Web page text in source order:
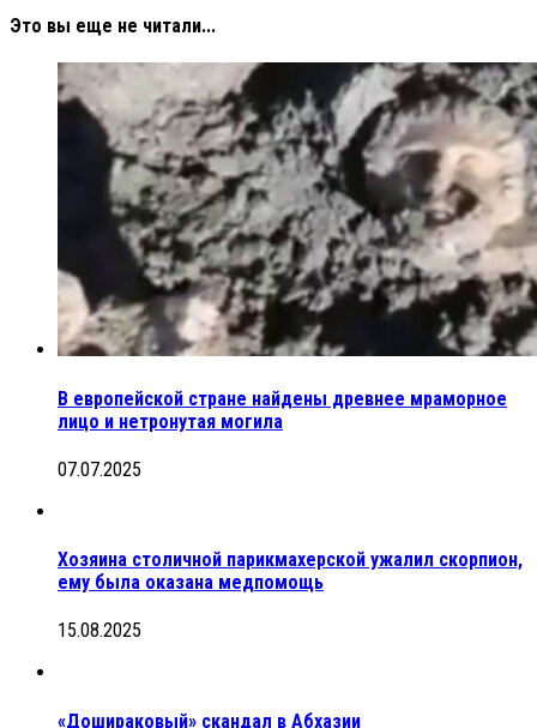
Это вы еще не читали...
В европейской стране найдены древнее мраморное
лицо и нетронутая могила
07.07.2025
Хозяина столичной парикмахерской ужалил скорпион,
ему была оказана медпомощь
15.08.2025
«Дошираковый» скандал в Абхазии